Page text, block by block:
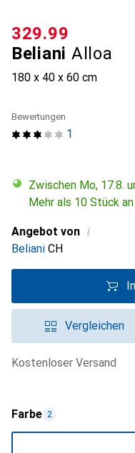
Beliani Alloa
180 x 40 x 60 cm
CHF
329.99
1
Bewertungen
Zwischen Mo, 17.8.
Mehr als 10 Stück
Angebot von i
Beliani CH
Vergleichen
kostenloser Versand
Farbe 2